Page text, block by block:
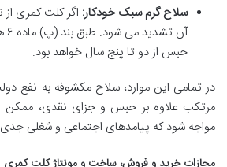
سلاح گرم سبک خودکار: اگر کلت کمری از
حبس از دو تا پنج سال خواهد بود.
در تمامی این موارد، سلاح مکشوفه به نفع
مرتکب علاوه بر حبس و جزای نقدی، ممکن
مواجه شود که پیامدهای اجتماعی و شغلی جدی